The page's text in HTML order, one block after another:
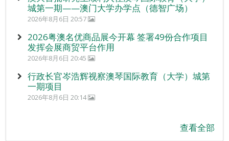
城第一期——澳门大学办学点（德智广场）
2026年8月6日 20:57
2026粤澳名优商品展今开幕 签署49份合作项目
发挥会展商贸平台作用
2026年8月6日 20:45
行政长官岑浩辉视察澳琴国际教育（大学）城第
一期项目
2026年8月6日 20:14
查看全部